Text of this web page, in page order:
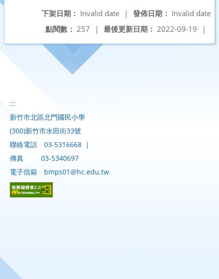
發佈日期： Invalid date
下架日期： Invalid date
|
最後更新日期： 2022-09-19 |
點閱數： 257 |
:::
新竹市北區北門國民小學
(300)新竹市水田街33號
聯絡電話
03-5316668 |
傳真
03-5340697
電子信箱
bmps01@hc.edu.tw